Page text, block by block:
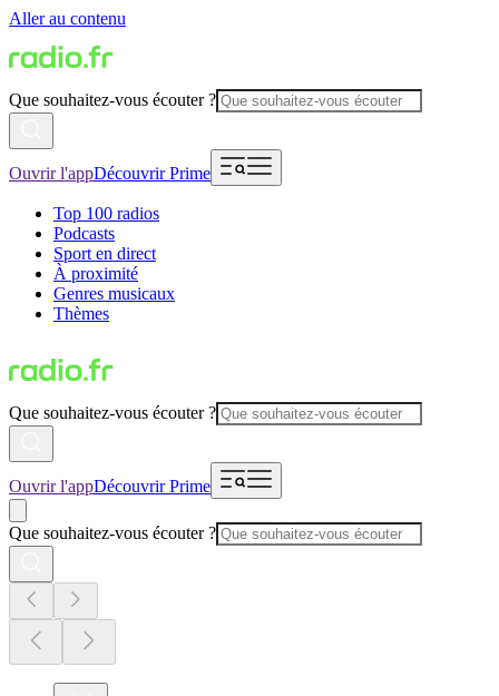
Aller au contenu
Que souhaitez-vous écouter ?
Ouvrir l'appDécouvrir Prime
Top 100 radios
Podcasts
Sport en direct
À proximité
Genres musicaux
Thèmes
Que souhaitez-vous écouter ?
Ouvrir l'appDécouvrir Prime
Que souhaitez-vous écouter ?